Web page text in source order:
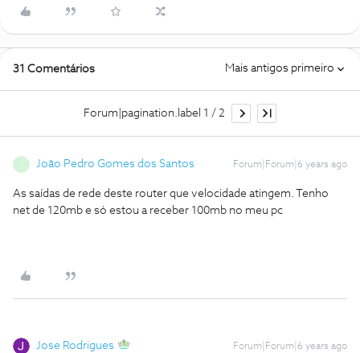
31 Comentários Mais antigos primeiro
Forum|pagination.label 1 / 2
João Pedro Gomes dos Santos Forum|Forum|6 years ago
As saídas de rede deste router que velocidade atingem. Tenho
net de 120mb e só estou a receber 100mb no meu pc
Jose Rodrigues Forum|Forum|6 years ago